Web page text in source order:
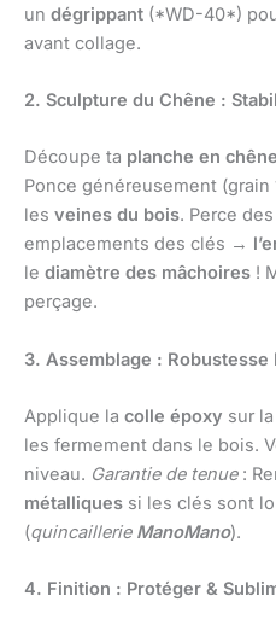
un dégrippant (*WD-40*)
avant collage.
2. Sculpture du Chêne :
Découpe ta planche en chêne
Ponce généreusement
les veines du bois. Perce
emplacements des clés →
le diamètre des mâchoires !
perçage.
3. Assemblage : Robustesse
Applique la colle époxy sur
les fermement dans le bois.
niveau. Garantie de tenue:
métalliques si les clés sont
(quincaillerie ManoMano).
4. Finition : Protéger &